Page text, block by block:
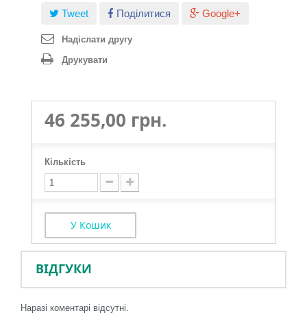
Tweet Поділитися Google+
Надіслати другу
Друкувати
46 255,00 грн.
Кількість
У Кошик
ВІДГУКИ
Наразі коментарі відсутні.